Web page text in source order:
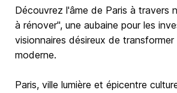
Découvrez l'âme de Paris à travers
à rénover", une aubaine pour les
visionnaires désireux de
moderne.
Paris, ville lumière et épicentre